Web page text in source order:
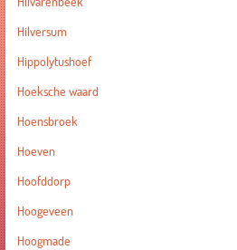
Hilversum
Hippolytushoef
Hoeksche waard
Hoensbroek
Hoeven
Hoofddorp
Hoogeveen
Hoogmade